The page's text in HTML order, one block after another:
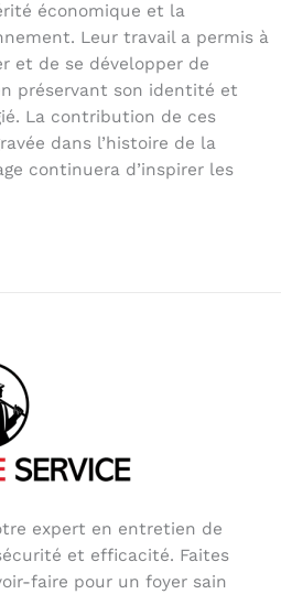
économique et la
Leur travail a permis à
et de se développer de
préservant son identité et
La contribution de ces
dans l’histoire de la
continuera d’inspirer les
expert en entretien de
et efficacité. Faites
faire pour un foyer sain